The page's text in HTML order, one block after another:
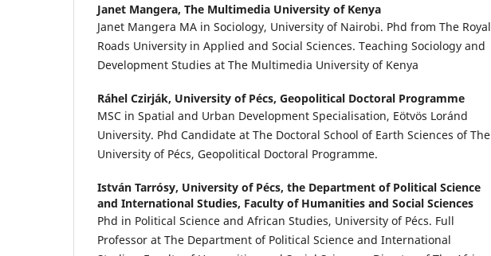
Janet Mangera, The Multimedia University of Kenya
Janet Mangera MA in Sociology, University of Nairobi. Phd from The Royal
Roads University in Applied and Social Sciences. Teaching Sociology and
Development Studies at The Multimedia University of Kenya
Ráhel Czirják, University of Pécs, Geopolitical Doctoral Programme
MSC in Spatial and Urban Development Specialisation, Eötvös Loránd
University. Phd Candidate at The Doctoral School of Earth Sciences of The
University of Pécs, Geopolitical Doctoral Programme.
István Tarrósy, University of Pécs, the Department of Political Science
and International Studies, Faculty of Humanities and Social Sciences
Phd in Political Science and African Studies, University of Pécs. Full
Professor at The Department of Political Science and International